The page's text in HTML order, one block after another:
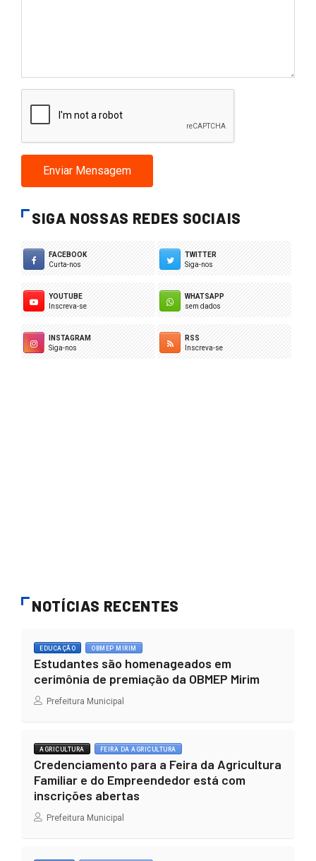
Enviar Mensagem
SIGA NOSSAS REDES SOCIAIS
FACEBOOK
Curta-nos
TWITTER
Siga-nos
YOUTUBE
Inscreva-se
WHATSAPP
sem dados
INSTAGRAM
Siga-nos
RSS
Inscreva-se
NOTÍCIAS RECENTES
EDUCAÇÃO OBMEP MIRIM
Estudantes são homenageados em
cerimônia de premiação da OBMEP Mirim
Prefeitura Municipal
AGRICULTURA FEIRA DA AGRICULTURA
Credenciamento para a Feira da Agricultura
Familiar e do Empreendedor está com
inscrições abertas
Prefeitura Municipal